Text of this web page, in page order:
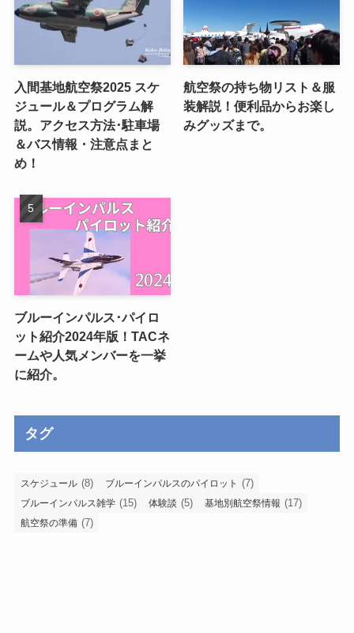
入間基地航空祭2025 スケ
ジュール＆プログラム解
説。アクセス方法･駐車場
＆バス情報・注意点まと
め！
航空祭の持ち物リスト＆服
装解説！便利品からお楽し
みグッズまで。
ブルーインパルス･パイロ
ット紹介2024年版！TACネ
ームや人気メンバーを一挙
に紹介。
タグ
スケジュール (8) ブルーインパルスのパイロット (7)
ブルーインパルス雑学 (15) 体験談 (5) 基地別航空祭情報 (17)
航空祭の準備 (7)